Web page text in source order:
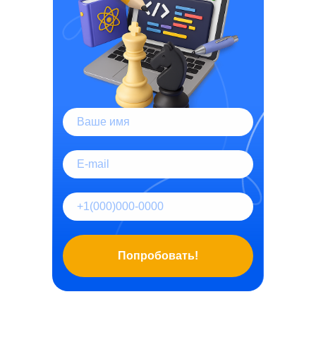
Попробовать!